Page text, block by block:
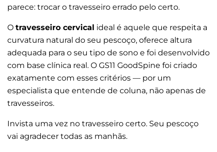
parece: trocar o travesseiro errado pelo certo.
O travesseiro cervical ideal é aquele que respeita a
curvatura natural do seu pescoço, oferece altura
adequada para o seu tipo de sono e foi desenvolvido
com base clínica real. O GS11 GoodSpine foi criado
exatamente com esses critérios — por um
especialista que entende de coluna, não apenas de
travesseiros.
Invista uma vez no travesseiro certo. Seu pescoço
vai agradecer todas as manhãs.